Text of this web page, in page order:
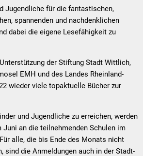
Jugendliche für die fantastischen,
spannenden und nachdenklichen
dabei die eigene Lesefähigkeit zu
der Stiftung Stadt Wittlich,
EMH und des Landes Rheinland-
wieder viele topaktuelle Bücher zur
und Jugendliche zu erreichen, werden
an die teilnehmenden Schulen im
alle, die bis Ende des Monats nicht
sind die Anmeldungen auch in der Stadt-